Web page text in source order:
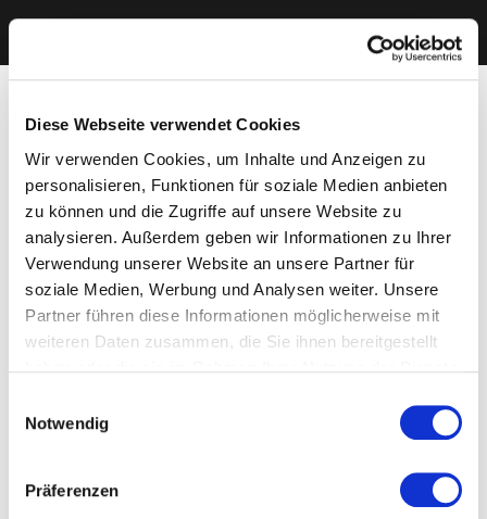
Diese Webseite verwendet Cookies
Wir verwenden Cookies, um Inhalte und Anzeigen zu
personalisieren, Funktionen für soziale Medien anbieten
zu können und die Zugriffe auf unsere Website zu
analysieren. Außerdem geben wir Informationen zu Ihrer
Verwendung unserer Website an unsere Partner für
soziale Medien, Werbung und Analysen weiter. Unsere
Partner führen diese Informationen möglicherweise mit
weiteren Daten zusammen, die Sie ihnen bereitgestellt
Cookies, wenn Sie unsere Webseite weiterhin nutzen.
Notwendig
Präferenzen